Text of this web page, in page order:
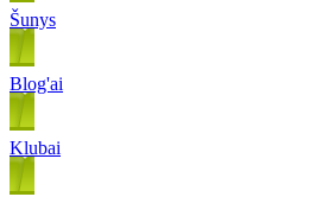
Šunys
Blog'ai
Klubai